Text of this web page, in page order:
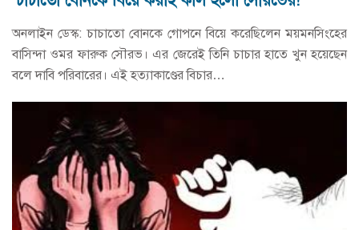
অনলাইন ডেস্ক: চাচাতো বোনকে গোপনে বিয়ে করেছিলেন ময়মনসিংহের
বাসিন্দা ওমর ফারুক সৌরভ। এর জেরেই তিনি চাচার হাতে খুন হয়েছেন
বলে দাবি পরিবারের। এই হত্যাকাণ্ডের বিচার…